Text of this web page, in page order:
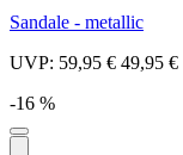
Sandale - metallic
UVP: 59,95 € 49,95 €
-16 %